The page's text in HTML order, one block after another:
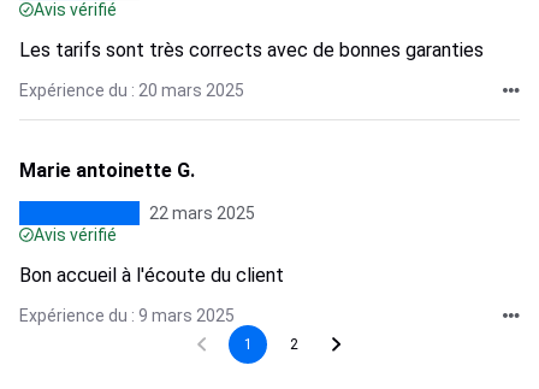
Avis vérifié
Les tarifs sont très corrects avec de bonnes garanties
Expérience du : 20 mars 2025
Marie antoinette G.
22 mars 2025
Avis vérifié
Bon accueil à l'écoute du client
Expérience du : 9 mars 2025
1 2